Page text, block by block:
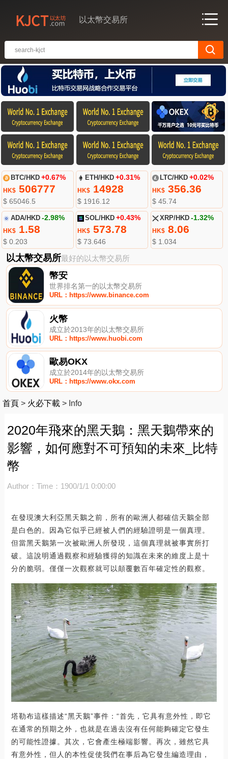
以太幣交易所
BTC/HKD +0.67%
HK$506777
$ 65046.5
ETH/HKD +0.31%
HK$ 14928
$ 1916.12
LTC/HKD +0.02%
HK$356.36
$ 45.74
ADA/HKD -2.98%
HK$1.58
$ 0.203
SOL/HKD +0.43%
HK$ 573.78
$ 73.646
XRP/HKD -1.32%
HK$8.06
$ 1.034
以太幣交易所最好的以太幣交易所
幣安
世界排名第一的以太幣交易所
URL：https://www.binance.com
火幣
成立於2013年的以太幣交易所
URL：https://www.huobi.com
歐易OKX
成立於2014年的以太幣交易所
URL：https://www.okx.com
首頁 > 火必下載 > Info
2020年飛來的黑天鵝：黑天鵝帶來的
影響，如何應對不可預知的未來_比特
幣
Author： Time：1900/1/1 0:00:00
在發現澳大利亞黑天鵝之前，所有的歐洲人都確信天鵝全部
是白色的。因為它似乎已經被人們的經驗證明是一個真理。
但當黑天鵝第一次被歐洲人所發現，這個真理就被事實所打
破。這說明通過觀察和經驗獲得的知識在未來的維度上是十
分的脆弱。僅僅一次觀察就可以顛覆數百年確定性的觀察。
塔勒布這樣描述“黑天鵝”事件：“首先，它具有意外性，即它
在通常的預期之外，也就是在過去沒有任何能夠確定它發生
的可能性證據。其次，它會產生極端影響。再次，雖然它具
有意外性，但人的本性促使我們在事后為它發生編造理由，